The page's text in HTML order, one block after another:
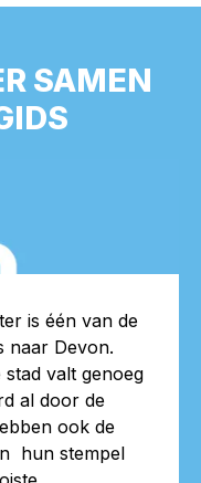
SAMEN
is één van de
naar Devon.
stad valt genoeg
al door de
ook de
hun stempel